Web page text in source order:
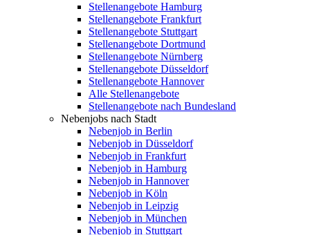
Stellenangebote Hamburg
Stellenangebote Frankfurt
Stellenangebote Stuttgart
Stellenangebote Dortmund
Stellenangebote Nürnberg
Stellenangebote Düsseldorf
Stellenangebote Hannover
Alle Stellenangebote
Stellenangebote nach Bundesland
Nebenjobs nach Stadt
Nebenjob in Berlin
Nebenjob in Düsseldorf
Nebenjob in Frankfurt
Nebenjob in Hamburg
Nebenjob in Hannover
Nebenjob in Köln
Nebenjob in Leipzig
Nebenjob in München
Nebenjob in Stuttgart